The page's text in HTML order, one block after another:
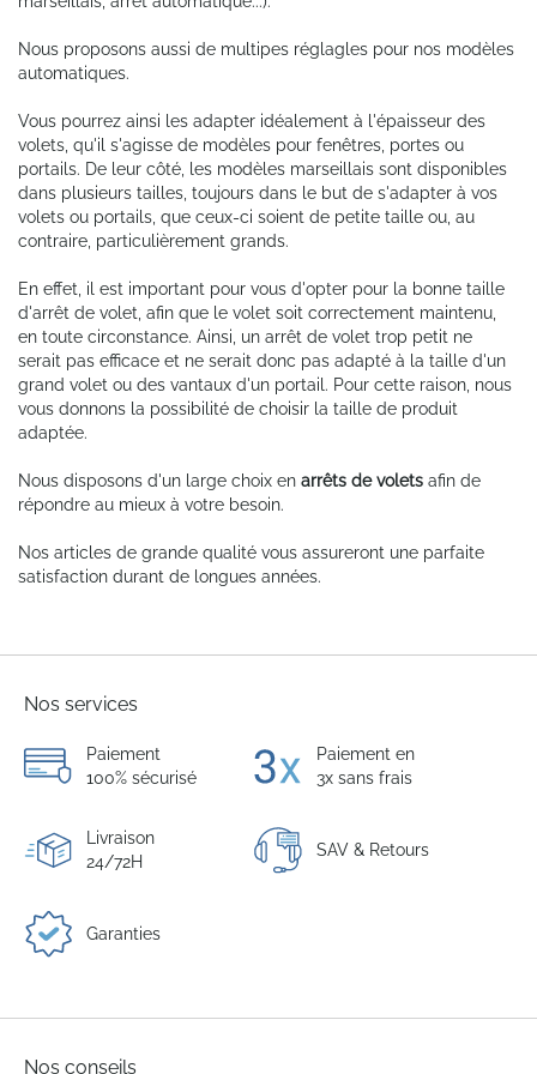
Nous proposons aussi de multipes réglagles pour nos modèles
automatiques.
Vous pourrez ainsi les adapter idéalement à l'épaisseur des
volets, qu'il s'agisse de modèles pour fenêtres, portes ou
portails. De leur côté, les modèles marseillais sont disponibles
dans plusieurs tailles, toujours dans le but de s'adapter à vos
volets ou portails, que ceux-ci soient de petite taille ou, au
contraire, particulièrement grands.
En effet, il est important pour vous d'opter pour la bonne taille
d'arrêt de volet, afin que le volet soit correctement maintenu,
en toute circonstance. Ainsi, un arrêt de volet trop petit ne
serait pas efficace et ne serait donc pas adapté à la taille d'un
grand volet ou des vantaux d'un portail. Pour cette raison, nous
vous donnons la possibilité de choisir la taille de produit
adaptée.
Nous disposons d'un large choix en arrêts de volets afin de
répondre au mieux à votre besoin.
Nos articles de grande qualité vous assureront une parfaite
satisfaction durant de longues années.
Nos services
Paiement
100% sécurisé
Paiement en
3x sans frais
Livraison
24/72H
SAV & Retours
Garanties
Nos conseils